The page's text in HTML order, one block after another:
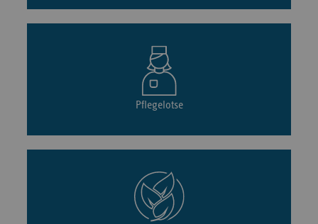
Pflegelotse